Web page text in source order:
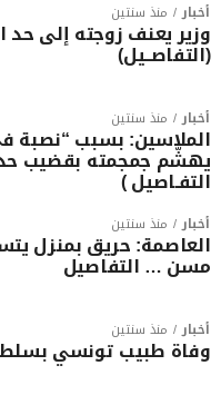
أخبار منذ سنتين
وزير يعنف زوجته إلى
(التفاصــيل)
أخبار منذ سنتين
الملاسين: بسبب
يهشّم جمجمته بقضيب
التفـاصيل )
أخبار منذ سنتين
العاصمة: حريق بمنزل
مسن … التفاصيل
أخبار منذ سنتين
وفاة طبيب تونسي